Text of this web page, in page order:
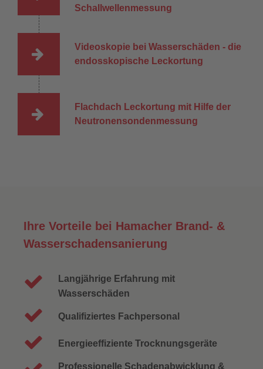
Schallwellenmessung
Videoskopie bei Wasserschäden - die
endosskopische Leckortung
Flachdach Leckortung mit Hilfe der
Neutronensondenmessung
Ihre Vorteile bei Hamacher Brand- &
Wasserschadensanierung
Langjährige Erfahrung mit
Wasserschäden
Qualifiziertes Fachpersonal
Energieeffiziente Trocknungsgeräte
Professionelle Schadenabwicklung &